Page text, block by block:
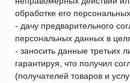
обработке его
- дачу предварительного
персональных данных в
- заносить данные третьих
гарантируя, что получил
(получателей товаров и